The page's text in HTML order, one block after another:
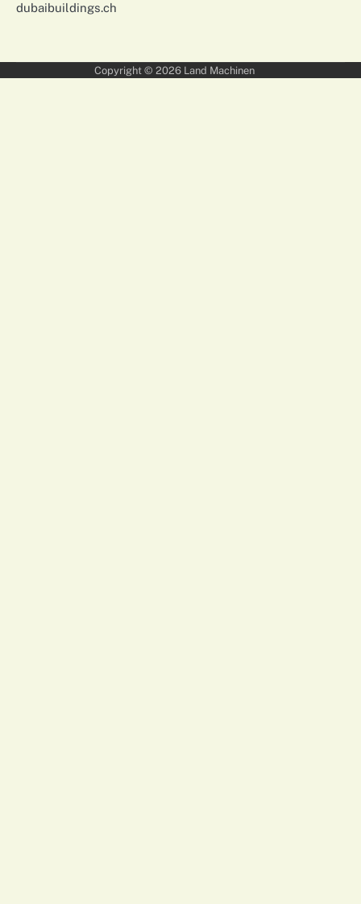
dubaibuildings.ch
Copyright © 2026 Land Machinen